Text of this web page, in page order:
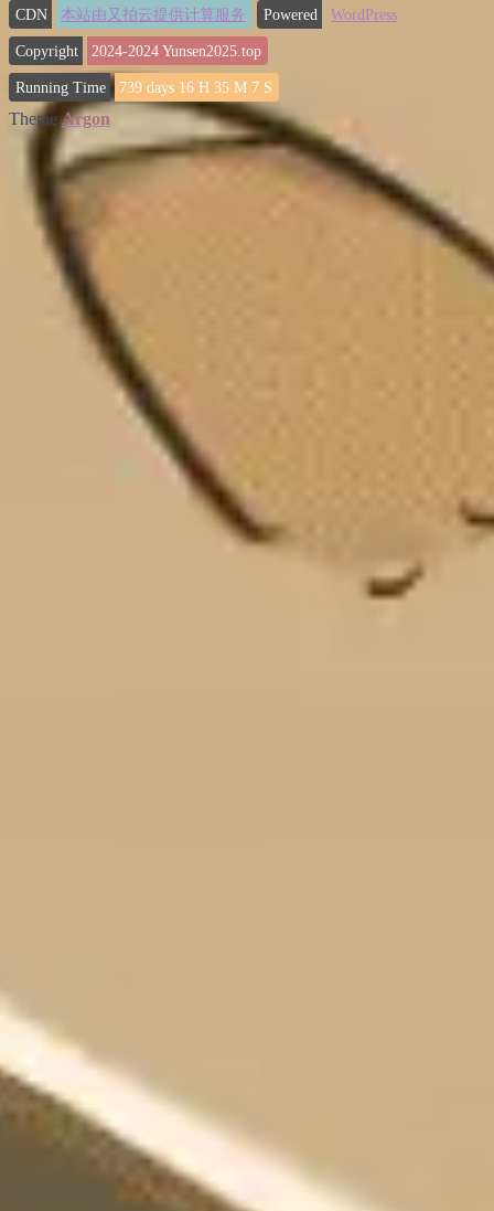
CDN 本站由又拍云提供计算服务 Powered WordPress
Copyright 2024-2024Yunsen2025.top
Running Time 739 days 16 H 35 M 9 S
ThemeArgon